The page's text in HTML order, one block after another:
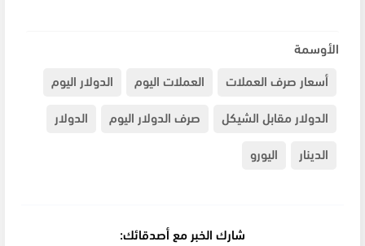
الأوسمة
أسعار صرف العملات
العملات اليوم
الدولار اليوم
الدولار مقابل الشيكل
صرف الدولار اليوم
الدولار
الدينار
اليورو
شارك الخبر مع أصدقائك: